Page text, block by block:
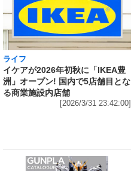
ライフ
イケアが2026年初秋に「IKEA豊
洲」オープン! 国内で5店舗目とな
る商業施設内店舗
[2026/3/31 23:42:00]